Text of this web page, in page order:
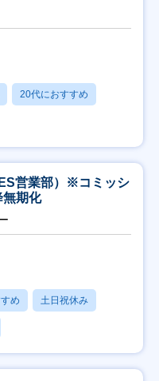
20代におすすめ
営業部）※コミッシ
期化
め 土日祝休み